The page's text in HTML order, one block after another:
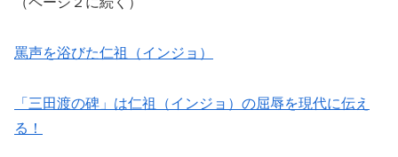
罵声を浴びた仁祖（インジョ）
「三田渡の碑」は仁祖（インジョ）の屈辱を現代に伝え
る！